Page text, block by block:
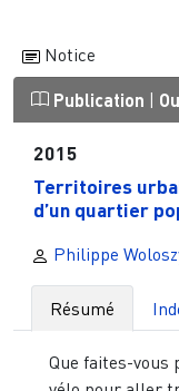
Notice
Publication |
2015
Territoires
d’un quartier
Philippe
Résumé
Que faites-vous